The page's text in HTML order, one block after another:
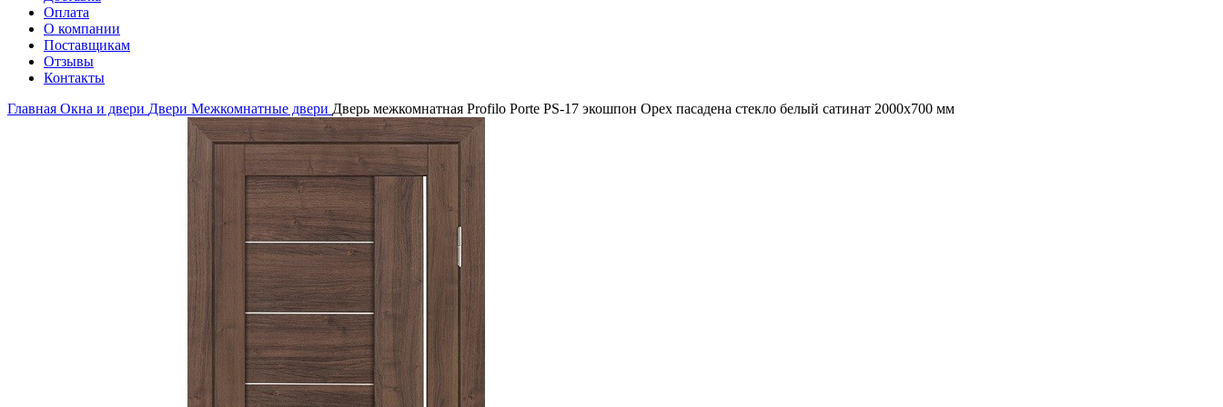
Оплата
О компании
Поставщикам
Отзывы
Контакты
Главная Окна и двери Двери Межкомнатные двери Дверь межкомнатная Profilo Porte PS-17 экошпон Орех пасадена стекло белый сатинат 2000х700 мм